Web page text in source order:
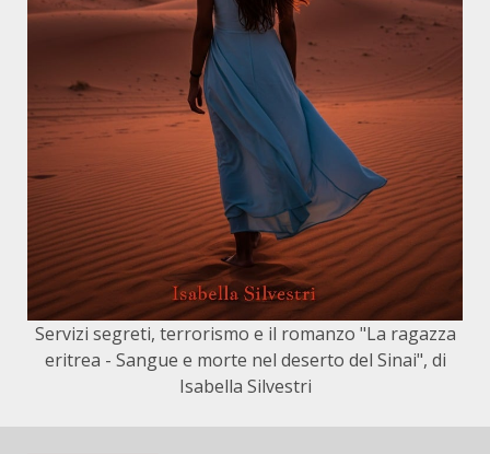
Servizi segreti, terrorismo e il romanzo "La ragazza
eritrea - Sangue e morte nel deserto del Sinai", di
Isabella Silvestri